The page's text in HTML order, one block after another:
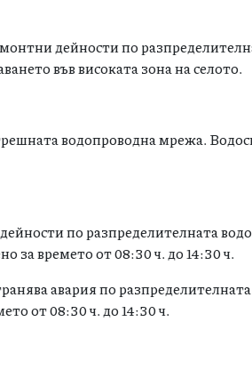
дейности по
във високата зона на селото.
водопроводна мрежа.
по разпределителната
за времето от 08:30 ч. до 14:30 ч.
авария по
от 08:30 ч. до 14:30 ч.